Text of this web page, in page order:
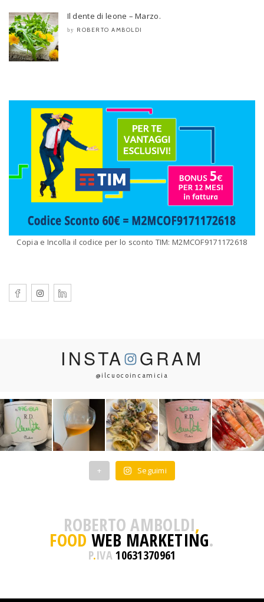
Il dente di leone – Marzo.
by ROBERTO AMBOLDI
Copia e Incolla il codice per lo sconto TIM: M2MCOF9171172618
INSTA GRAM
@ilcuocoincamicia
+ Seguimi
ROBERTO AMBOLDI,
FOOD WEB MARKETING.
P.IVA10631370961